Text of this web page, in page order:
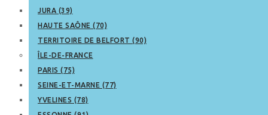
JURA (39)
HAUTE SAÔNE (70)
TERRITOIRE DE BELFORT (90)
ÎLE-DE-FRANCE
PARIS (75)
SEINE-ET-MARNE (77)
YVELINES (78)